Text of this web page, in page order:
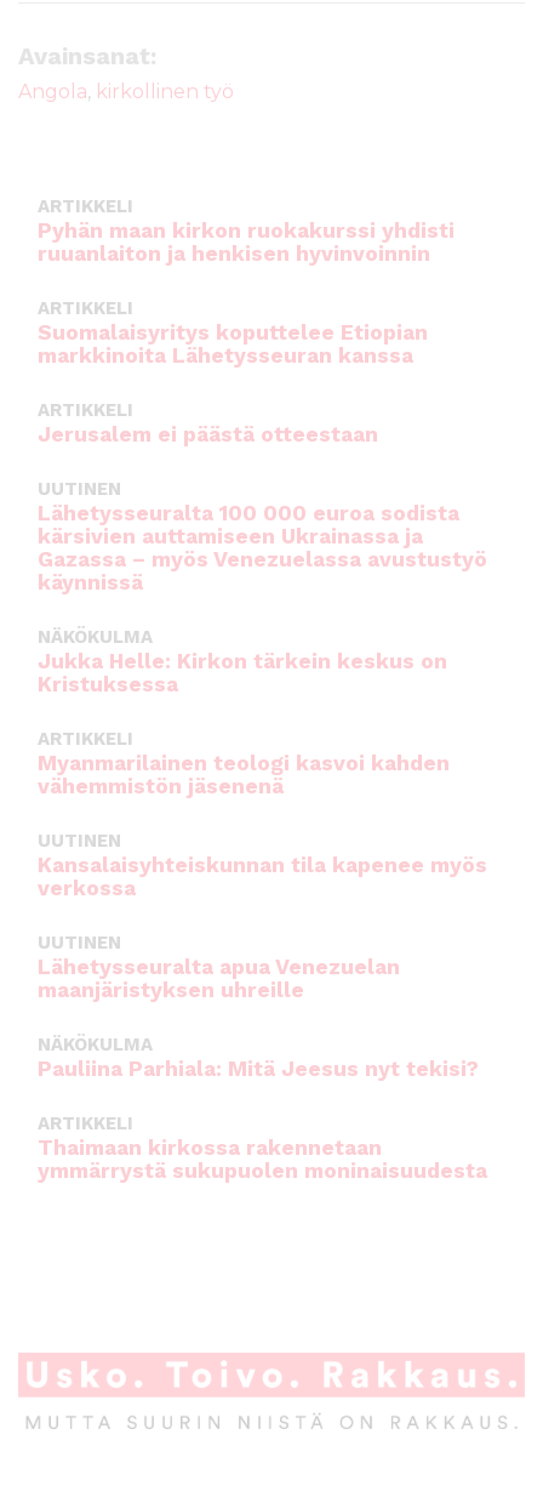
e
b
k
te
r
A
Avainsanat:
Angola, kirkollinen työ
ARTIKKELI
Pyhän maan kirkon ruokakurssi yhdisti
ruuanlaiton ja henkisen hyvinvoinnin
ARTIKKELI
Suomalaisyritys koputtelee Etiopian
markkinoita Lähetysseuran kanssa
ARTIKKELI
Jerusalem ei päästä otteestaan
UUTINEN
Lähetysseuralta 100 000 euroa sodista
kärsivien auttamiseen Ukrainassa ja
Gazassa – myös Venezuelassa avustustyö
käynnissä
NÄKÖKULMA
Jukka Helle: Kirkon tärkein keskus on
Kristuksessa
ARTIKKELI
Myanmarilainen teologi kasvoi kahden
vähemmistön jäsenenä
UUTINEN
Kansalaisyhteiskunnan tila kapenee myös
verkossa
UUTINEN
Lähetysseuralta apua Venezuelan
maanjäristyksen uhreille
NÄKÖKULMA
Pauliina Parhiala: Mitä Jeesus nyt tekisi?
ARTIKKELI
Thaimaan kirkossa rakennetaan
ymmärrystä sukupuolen moninaisuudesta